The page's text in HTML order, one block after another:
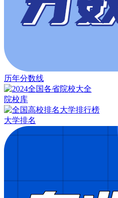
历年分数线
院校库
大学排名